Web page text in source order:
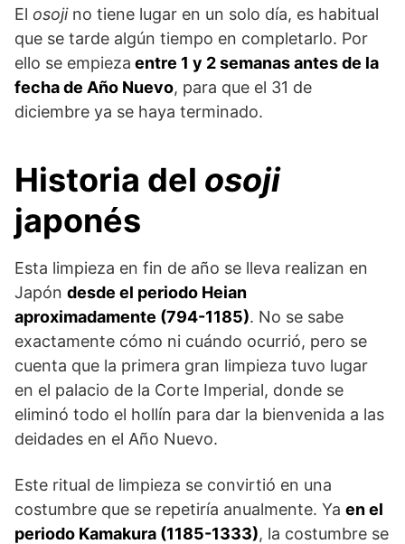
El osojino tiene lugar en un solo día, es habitual
que se tarde algún tiempo en completarlo. Por
ello se empieza entre 1 y 2 semanas antes de la
fecha de Año Nuevo, para que el 31 de
diciembre ya se haya terminado.
Historia del osoji
japonés
Esta limpieza en fin de año se lleva realizan en
Japón desde el periodo Heian
aproximadamente (794-1185). No se sabe
exactamente cómo ni cuándo ocurrió, pero se
cuenta que la primera gran limpieza tuvo lugar
en el palacio de la Corte Imperial, donde se
eliminó todo el hollín para dar la bienvenida a las
deidades en el Año Nuevo.
Este ritual de limpieza se convirtió en una
costumbre que se repetiría anualmente. Ya en el
periodo Kamakura (1185-1333), la costumbre se